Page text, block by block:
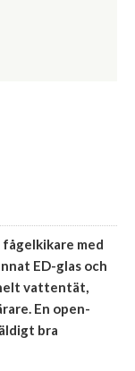
med
ED-glas och
vattentät,
En open-
bra